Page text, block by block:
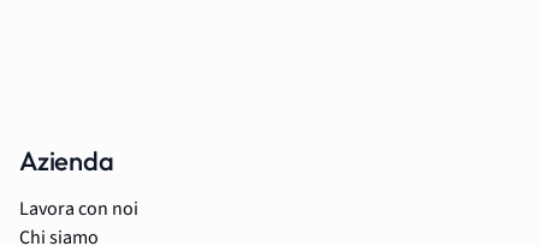
Azienda
Lavora con noi
Chi siamo